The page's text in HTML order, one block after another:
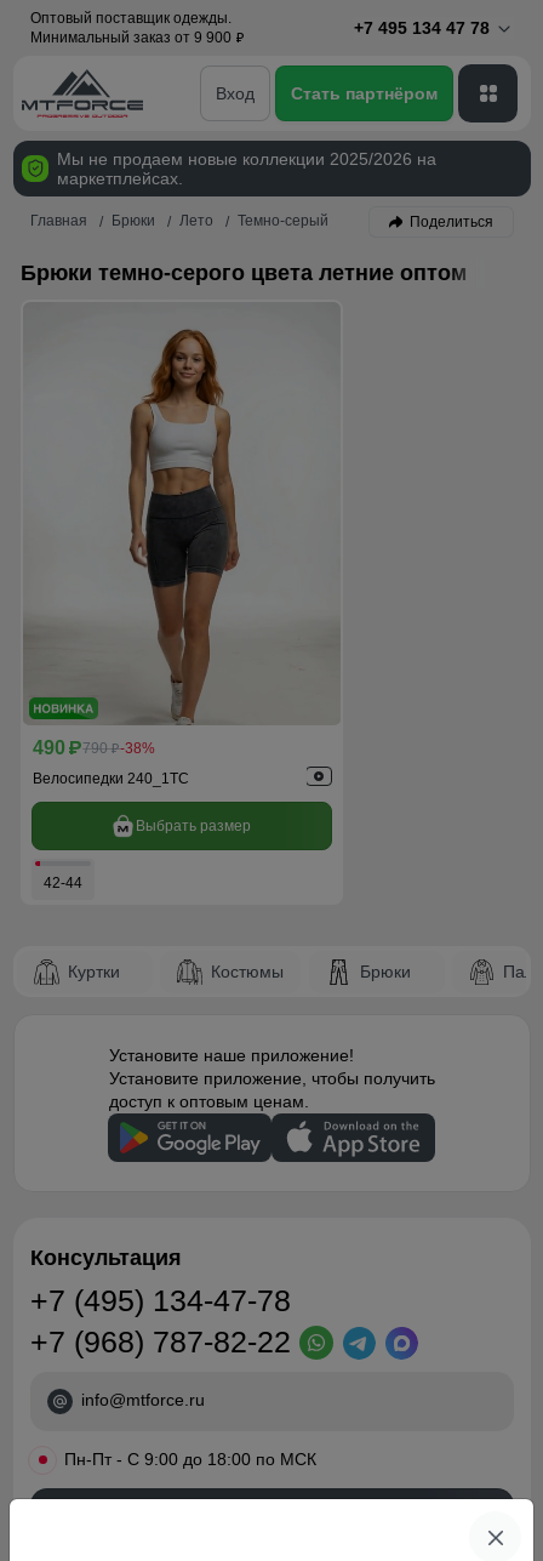
Оптовый поставщик одежды.
Минимальный заказ от 9 900 p
+7 495 134 47 78
Вход Стать партнёром
Мы не продаем новые коллекции 2025/2026 на
маркетплейсах.
Главная Брюки Лето Темно-серый Поделиться
Брюки темно-серого цвета летние оптом
490 p790 p-38%
Велосипедки 240_1TC
Выбрать размер
42-44
Куртки Костюмы Брюки
Установите наше приложение!
Установите приложение, чтобы получить
доступ к оптовым ценам.
Консультация
+7 (495) 134-47-78
+7 (968) 787-82-22
info@mtforce.ru
• Пн-Пт - С 9:00 до 18:00 по МСК